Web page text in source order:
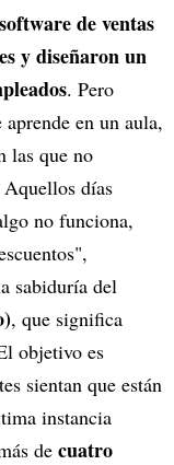
de ventas
y diseñaron un
. Pero
en un aula,
las que no
días
no funciona,
sabiduría del
, que significa
objetivo es
sientan que están
instancia
de cuatro